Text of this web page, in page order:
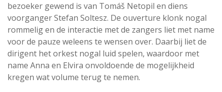
bezoeker gewend is van Tomáš Netopil en diens
voorganger Stefan Soltesz. De ouverture klonk nogal
rommelig en de interactie met de zangers liet met name
voor de pauze weleens te wensen over. Daarbij liet de
dirigent het orkest nogal luid spelen, waardoor met
name Anna en Elvira onvoldoende de mogelijkheid
kregen wat volume terug te nemen.